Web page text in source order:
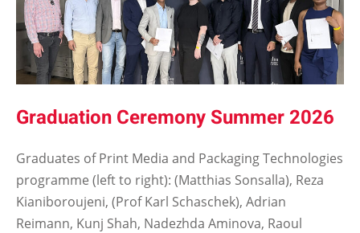
Graduation Ceremony Summer 2026
Graduates of Print Media and Packaging Technologies
programme (left to right): (Matthias Sonsalla), Reza
Kianiboroujeni, (Prof Karl Schaschek), Adrian
Reimann, Kunj Shah, Nadezhda Aminova, Raoul